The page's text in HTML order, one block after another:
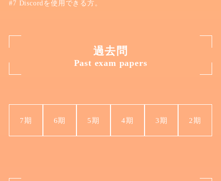
Discordを使用できる方。
過去問
Past exam papers
7期 6期 5期 4期 3期 2期